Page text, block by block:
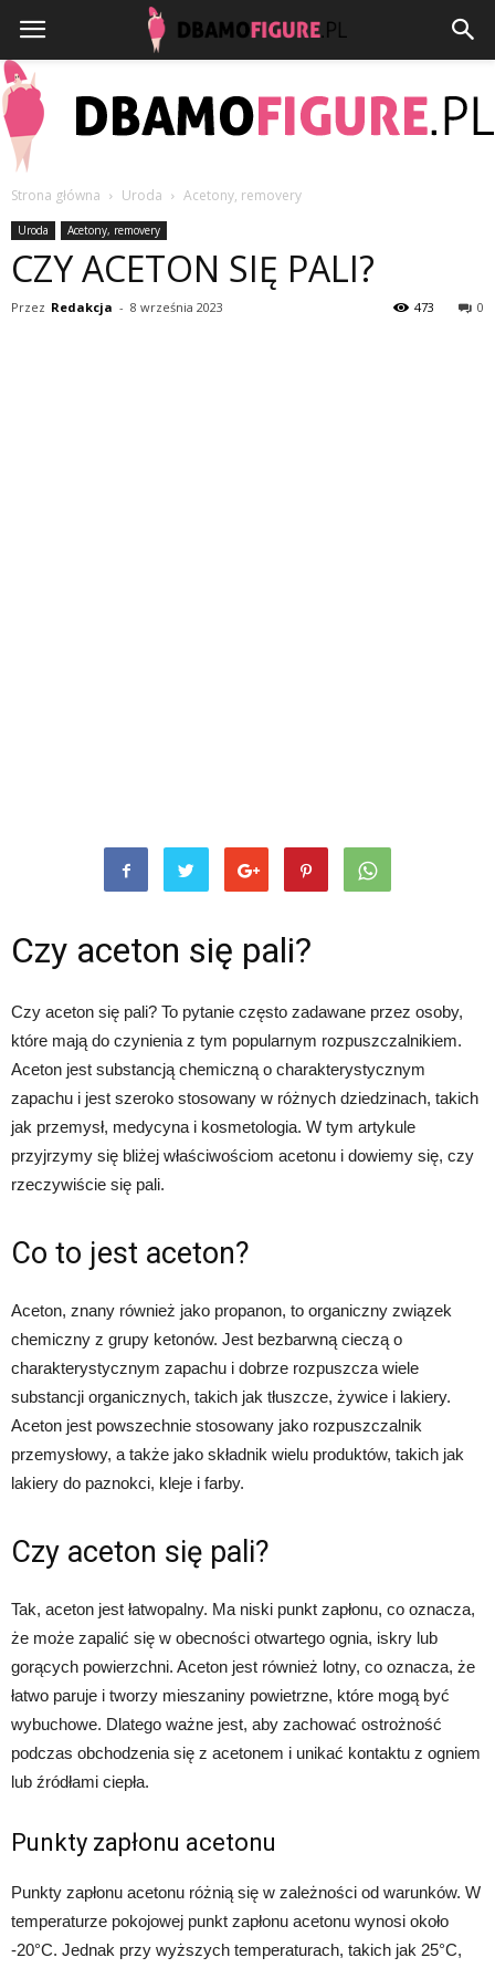
Strona główna Uroda Acetony, removery
Uroda Acetony, removery
CZY ACETON SIĘ PALI?
Przez Redakcja - 8 września 2023 0
473
Czy aceton się pali?
Czy aceton się pali? To pytanie często zadawane przez osoby,
które mają do czynienia z tym popularnym rozpuszczalnikiem.
Aceton jest substancją chemiczną o charakterystycznym
zapachu i jest szeroko stosowany w różnych dziedzinach, takich
jak przemysł, medycyna i kosmetologia. W tym artykule
przyjrzymy się bliżej właściwościom acetonu i dowiemy się, czy
rzeczywiście się pali.
Co to jest aceton?
Aceton, znany również jako propanon, to organiczny związek
chemiczny z grupy ketonów. Jest bezbarwną cieczą o
charakterystycznym zapachu i dobrze rozpuszcza wiele
substancji organicznych, takich jak tłuszcze, żywice i lakiery.
Aceton jest powszechnie stosowany jako rozpuszczalnik
przemysłowy, a także jako składnik wielu produktów, takich jak
lakiery do paznokci, kleje i farby.
Czy aceton się pali?
Tak, aceton jest łatwopalny. Ma niski punkt zapłonu, co oznacza,
że może zapalić się w obecności otwartego ognia, iskry lub
gorących powierzchni. Aceton jest również lotny, co oznacza, że
łatwo paruje i tworzy mieszaniny powietrzne, które mogą być
wybuchowe. Dlatego ważne jest, aby zachować ostrożność
podczas obchodzenia się z acetonem i unikać kontaktu z ogniem
lub źródłami ciepła.
Punkty zapłonu acetonu
Punkty zapłonu acetonu różnią się w zależności od warunków. W
temperaturze pokojowej punkt zapłonu acetonu wynosi około
-20°C. Jednak przy wyższych temperaturach, takich jak 25°C,